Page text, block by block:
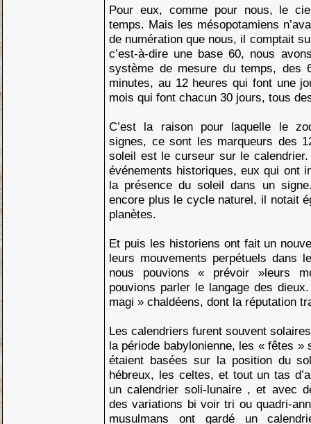
Pour eux, comme pour nous, le
temps. Mais les mésopotamiens
de numération que nous, il comptait
c’est-à-dire une base 60, nous
système de mesure du temps, des
minutes, au 12 heures qui font une
mois qui font chacun 30 jours, tous
C’est la raison pour laquelle le
signes, ce sont les marqueurs des
soleil est le curseur sur le
événements historiques, eux qui ont
la présence du soleil dans un
encore plus le cycle naturel, il notait
planètes.
Et puis les historiens ont fait un
leurs mouvements perpétuels dans
nous pouvions « prévoir »leurs
pouvions parler le langage des
magi » chaldéens, dont la réputation
Les calendriers furent souvent
la période babylonienne, les « fêtes »
étaient basées sur la position du
hébreux, les celtes, et tout un tas
un calendrier soli-lunaire , et avec
des variations bi voir tri ou quadri-
musulmans ont gardé un